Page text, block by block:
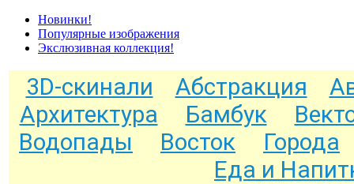
Новинки!
Популярные изображения
Экслюзивная коллекция!
3D-скинали Абстракция
Архитектура
Бамбук
Водопады
Восток
Города
Еда и